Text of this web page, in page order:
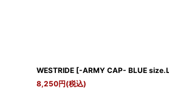
WESTRIDE [-ARMY CAP- BLUE
8,250円(税込)